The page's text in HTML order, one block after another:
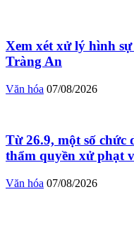
Xem xét xử lý hình
Tràng An
Văn hóa 07/08/2026
Từ 26.9, một số
thẩm quyền xử phạt
Văn hóa 07/08/2026